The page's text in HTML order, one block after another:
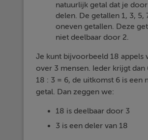
natuurlijk getal dat je
delen. De getallen 1, 3, 5,
oneven getallen. Deze
niet deelbaar door 2.
Je kunt bijvoorbeeld 18 appels
over 3 mensen. Ieder krijgt dan
18 : 3 = 6, de uitkomst 6 is een
getal. Dan zeggen we:
18 is deelbaar door 3
3 is een deler van 18